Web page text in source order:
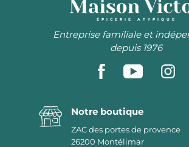
ÉPICERIE ATYPIQUE
Entreprise familiale et
depuis 1976
Notre boutique
ZAC des portes de provence
26200 Montélimar